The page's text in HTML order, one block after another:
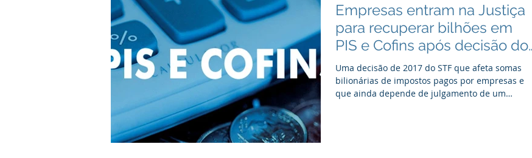
Empresas entram na Justiça
para recuperar bilhões em
PIS e Cofins após decisão do
STF
Uma decisão de 2017 do STF que afeta somas
bilionárias de impostos pagos por empresas e
que ainda depende de julgamento de um